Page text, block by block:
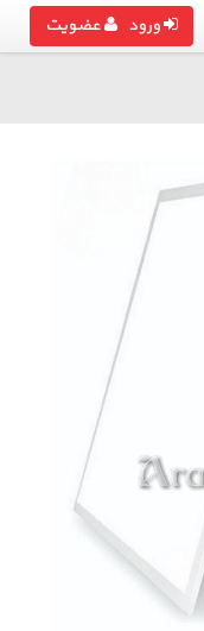
ورود عضویت